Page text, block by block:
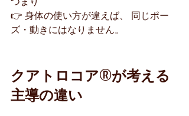
👉 身体の使い方が違えば、 同じポー
ズ・動きにはなりません。
クアトロコア®︎が考える
主導の違い